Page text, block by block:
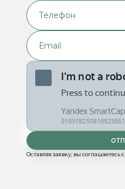
Оставляя заявку, вы соглашаетесь с